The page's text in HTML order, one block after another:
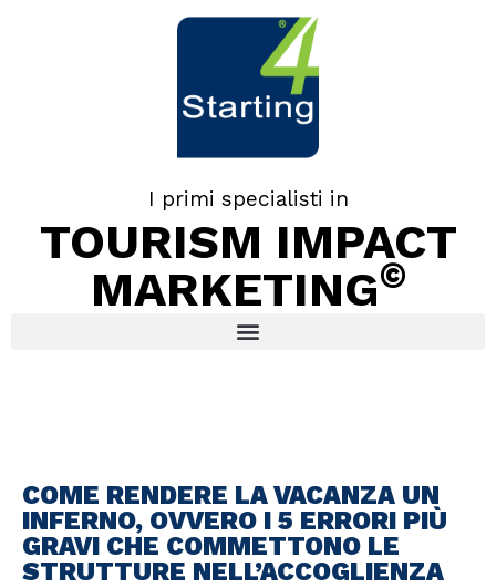
I primi specialisti in
TOURISM IMPACT
MARKETING©
COME RENDERE LA VACANZA UN
INFERNO, OVVERO I 5 ERRORI PIÙ
GRAVI CHE COMMETTONO LE
STRUTTURE NELL’ACCOGLIENZA